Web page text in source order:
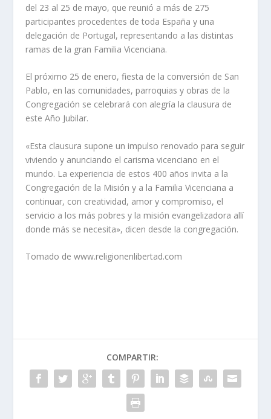
del 23 al 25 de mayo, que reunió a más de 275
participantes procedentes de toda España y una
delegación de Portugal, representando a las distintas
ramas de la gran Familia Vicenciana.
El próximo 25 de enero, fiesta de la conversión de San
Pablo, en las comunidades, parroquias y obras de la
Congregación se celebrará con alegría la clausura de
este Año Jubilar.
«Esta clausura supone un impulso renovado para seguir
viviendo y anunciando el carisma vicenciano en el
mundo. La experiencia de estos 400 años invita a la
Congregación de la Misión y a la Familia Vicenciana a
continuar, con creatividad, amor y compromiso, el
servicio a los más pobres y la misión evangelizadora allí
donde más se necesita», dicen desde la congregación.
Tomado de www.religionenlibertad.com
COMPARTIR: